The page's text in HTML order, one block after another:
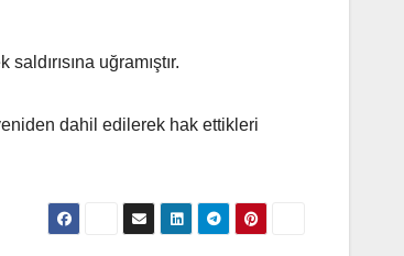
uğramıştır.
dahil edilerek hak ettikleri